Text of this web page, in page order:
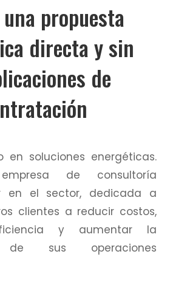
propuesta
directa y sin
de
en soluciones energéticas.
de consultoría
en el sector, dedicada a
clientes a reducir costos,
y aumentar la
de sus operaciones